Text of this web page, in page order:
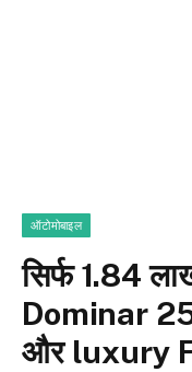
ऑटोमोबाइल
सिर्फ 1.84
Dominar
और luxury